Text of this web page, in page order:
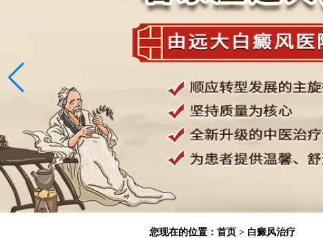
您现在的位置： 首页 > 白癜风治疗